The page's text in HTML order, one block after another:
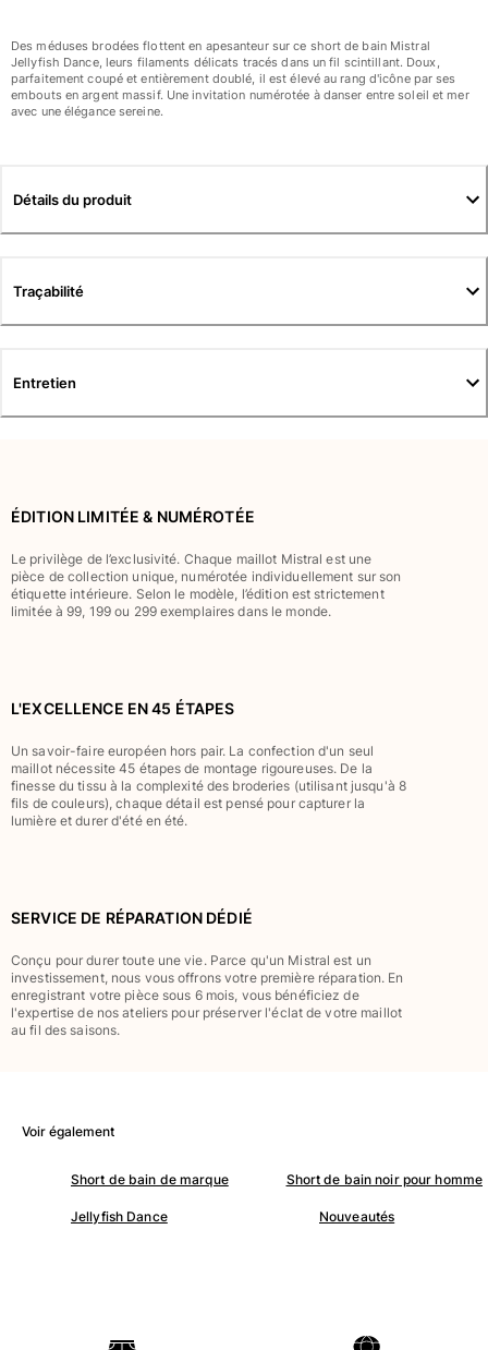
Robes
Polos
Pantalons
Sweatshirts
Tous les articles
Maillots de bain
Short de bain
Classique ultra-léger
T-Shirts Anti UV
Maillots de Bain magiques
Tous les articles
T-shirts
Chemises
Shorts
Sweats
Tous les articles
Maillots de bain
Une pièce
Des méduses brodées flottent en apesanteur sur ce short de bain Mistral
Jellyfish Dance, leurs filaments délicats tracés dans un fil scintillant. Doux,
parfaitement coupé et entièrement doublé, il est élevé au rang d'icône par ses
embouts en argent massif. Une invitation numérotée à danser entre soleil et mer
avec une élégance sereine.
Détails du produit
Traçabilité
Entretien
ÉDITION LIMITÉE & NUMÉROTÉE
Le privilège de l’exclusivité. Chaque maillot Mistral est une
pièce de collection unique, numérotée individuellement sur son
étiquette intérieure. Selon le modèle, l’édition est strictement
limitée à 99, 199 ou 299 exemplaires dans le monde.
L'EXCELLENCE EN 45 ÉTAPES
Un savoir-faire européen hors pair. La confection d'un seul
maillot nécessite 45 étapes de montage rigoureuses. De la
finesse du tissu à la complexité des broderies (utilisant jusqu'à 8
fils de couleurs), chaque détail est pensé pour capturer la
lumière et durer d'été en été.
SERVICE DE RÉPARATION DÉDIÉ
Conçu pour durer toute une vie. Parce qu'un Mistral est un
investissement, nous vous offrons votre première réparation. En
enregistrant votre pièce sous 6 mois, vous bénéficiez de
l'expertise de nos ateliers pour préserver l'éclat de votre maillot
au fil des saisons.
Voir également
Short de bain de marque Short de bain noir pour homme
Jellyfish Dance Nouveautés